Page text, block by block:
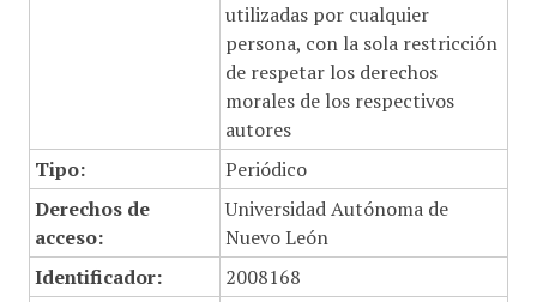
utilizadas por cualquier
persona, con la sola restricción
de respetar los derechos
morales de los respectivos
autores
Tipo:
Periódico
Derechos de
acceso:
Universidad Autónoma de
Nuevo León
Identificador:
2008168